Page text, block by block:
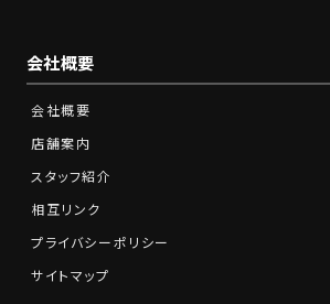
会社概要
会社概要
店舗案内
スタッフ紹介
相互リンク
プライバシーポリシー
サイトマップ